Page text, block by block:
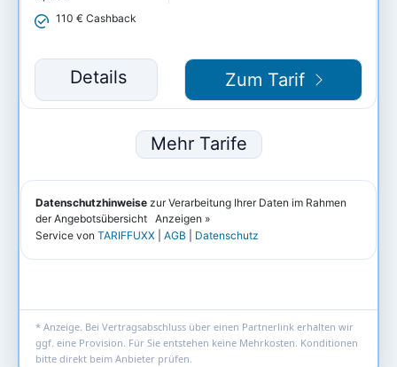
* Anzeige. Bei Vertragsabschluss über einen Partnerlink erhalten wir
ggf. eine Provision. Für Sie entstehen keine Mehrkosten. Konditionen
bitte direkt beim Anbieter prüfen.